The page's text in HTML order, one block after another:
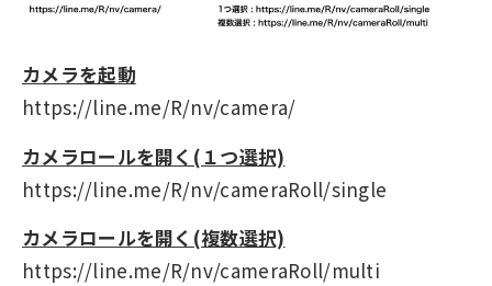
カメラを起動
https://line.me/R/nv/camera/
カメラロールを開く(１つ選択)
https://line.me/R/nv/cameraRoll/single
カメラロールを開く(複数選択)
https://line.me/R/nv/cameraRoll/multi